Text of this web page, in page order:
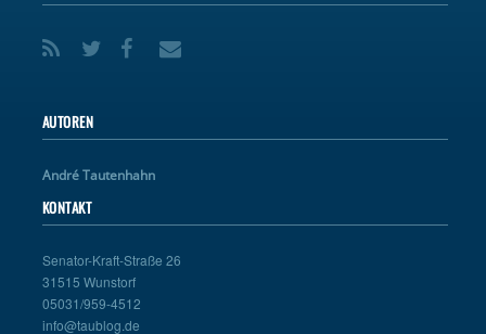
AUTOREN
André Tautenhahn
KONTAKT
Senator-Kraft-Straße 26
31515 Wunstorf
05031/959-4512
info@taublog.de